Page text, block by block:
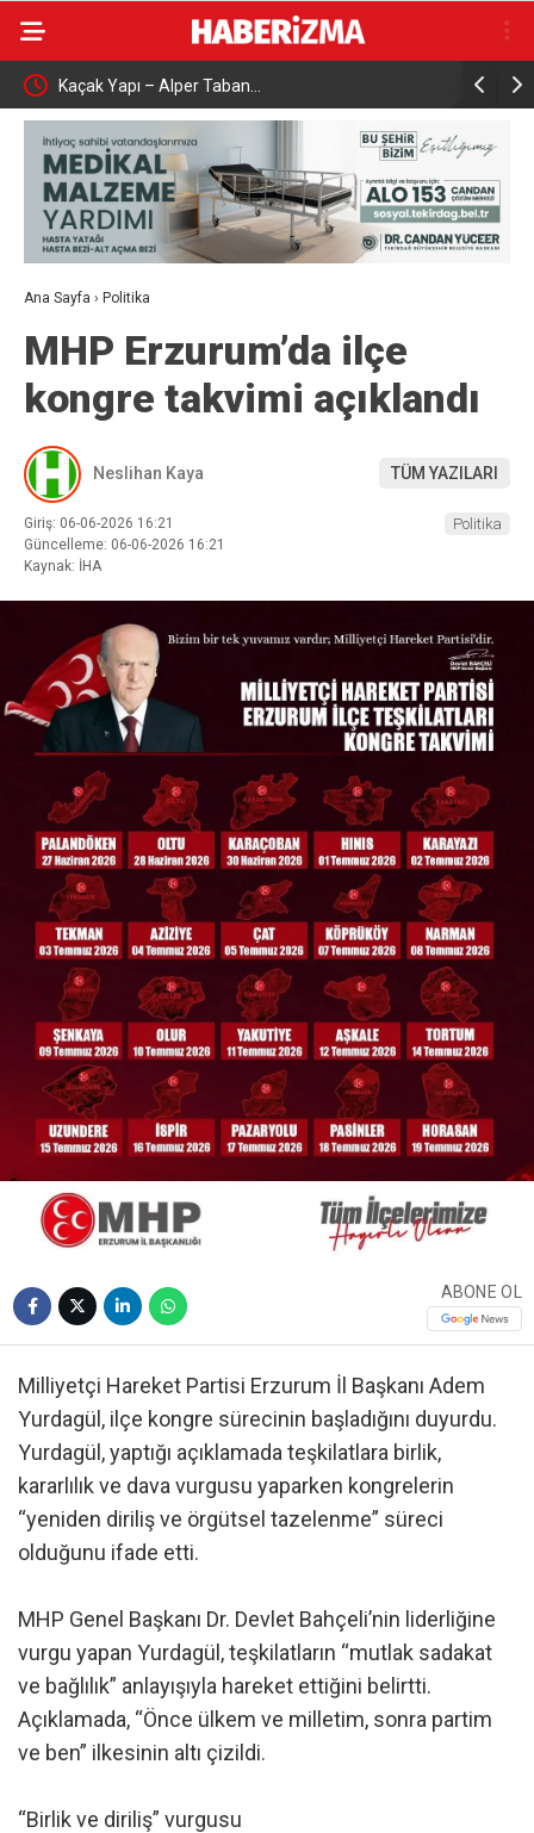
Kaçak Yapı – Alper Taban… Çalışma
Ana Sayfa › Politika
MHP Erzurum’da ilçe
kongre takvimi açıklandı
Neslihan Kaya TÜM YAZILARI
Giriş: 06-06-2026 16:21
Güncelleme: 06-06-2026 16:21
Kaynak: İHA
Politika
ABONE OL
Milliyetçi Hareket Partisi Erzurum İl Başkanı Adem
Yurdagül, ilçe kongre sürecinin başladığını duyurdu.
Yurdagül, yaptığı açıklamada teşkilatlara birlik,
kararlılık ve dava vurgusu yaparken kongrelerin
“yeniden diriliş ve örgütsel tazelenme” süreci
olduğunu ifade etti.
MHP Genel Başkanı Dr. Devlet Bahçeli’nin liderliğine
vurgu yapan Yurdagül, teşkilatların “mutlak sadakat
ve bağlılık” anlayışıyla hareket ettiğini belirtti.
Açıklamada, “Önce ülkem ve milletim, sonra partim
ve ben” ilkesinin altı çizildi.
“Birlik ve diriliş” vurgusu